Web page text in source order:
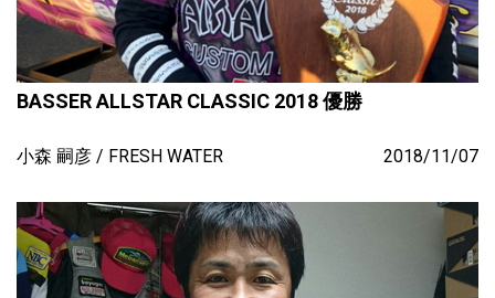
BASSER ALLSTAR CLASSIC 2018 優勝
小森 嗣彦 FRESH WATER 2018/11/07